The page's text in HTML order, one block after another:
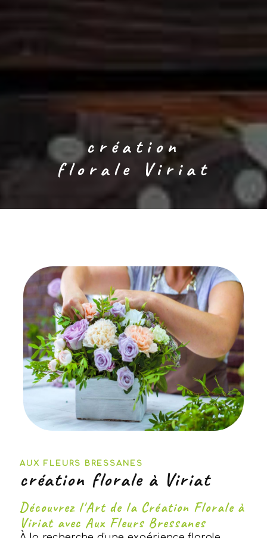
création
florale Viriat
AUX FLEURS BRESSANES
création florale à Viriat
Découvrez l'Art de la Création Florale à
Viriat avec Aux Fleurs Bressanes